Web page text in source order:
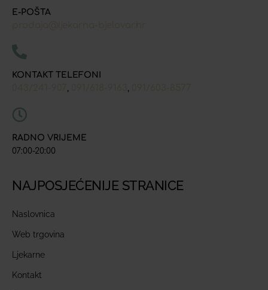
E-POŠTA
KONTAKT TELEFONI
, ,
RADNO VRIJEME
07:00-20:00
NAJPOSJEĆENIJE STRANICE
Naslovnica
Web trgovina
Ljekarne
Kontakt